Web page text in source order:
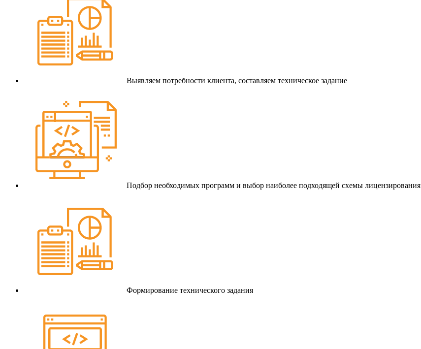
Выявляем потребности клиента, составляем техническое задание
Подбор необходимых программ и выбор наиболее подходящей схемы лицензирования
Формирование технического задания